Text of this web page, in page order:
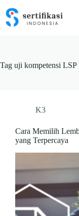
content
Tag uji kompetensi LSP
K3
Cara Memilih
yang Terpercaya